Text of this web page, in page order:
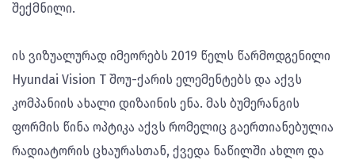
შექმნილი.
ის ვიზუალურად იმეორებს 2019 წელს წარმოდგენილი
Hyundai Vision T შოუ-ქარის ელემენტებს და აქვს
კომპანიის ახალი დიზაინის ენა. მას ბუმერანგის
ფორმის წინა ოპტიკა აქვს რომელიც გაერთიანებულია
რადიატორის ცხაურასთან, ქვედა ნაწილში ახლო და